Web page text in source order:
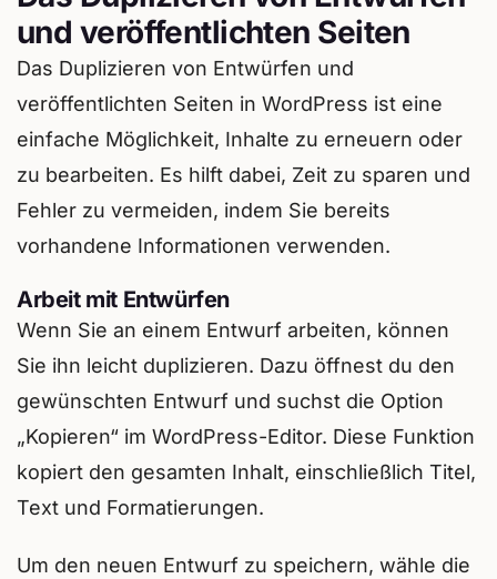
und veröffentlichten Seiten
Das Duplizieren von Entwürfen und
veröffentlichten Seiten in WordPress ist eine
einfache Möglichkeit, Inhalte zu erneuern oder
zu bearbeiten. Es hilft dabei, Zeit zu sparen und
Fehler zu vermeiden, indem Sie bereits
vorhandene Informationen verwenden.
Arbeit mit Entwürfen
Wenn Sie an einem Entwurf arbeiten, können
Sie ihn leicht duplizieren. Dazu öffnest du den
gewünschten Entwurf und suchst die Option
„Kopieren“ im WordPress-Editor. Diese Funktion
kopiert den gesamten Inhalt, einschließlich Titel,
Text und Formatierungen.
Um den neuen Entwurf zu speichern, wähle die